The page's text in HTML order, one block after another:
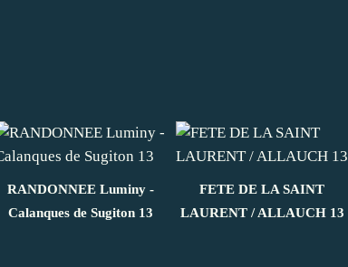
RANDONNEE Luminy -
Calanques de Sugiton 13
FETE DE LA SAINT
LAURENT / ALLAUCH 13